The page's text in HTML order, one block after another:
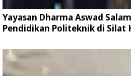
Yayasan Dharma Aswad
Pendidikan Politeknik di Silat